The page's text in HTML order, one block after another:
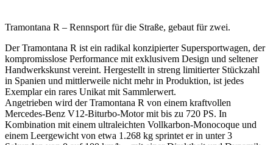
Tramontana R – Rennsport für die Straße, gebaut für zwei.
Der Tramontana R ist ein radikal konzipierter Supersportwagen, der
kompromisslose Performance mit exklusivem Design und seltener
Handwerkskunst vereint. Hergestellt in streng limitierter Stückzahl
in Spanien und mittlerweile nicht mehr in Produktion, ist jedes
Exemplar ein rares Unikat mit Sammlerwert.
Angetrieben wird der Tramontana R von einem kraftvollen
Mercedes-Benz V12-Biturbo-Motor mit bis zu 720 PS. In
Kombination mit einem ultraleichten Vollkarbon-Monocoque und
einem Leergewicht von etwa 1.268 kg sprintet er in unter 3